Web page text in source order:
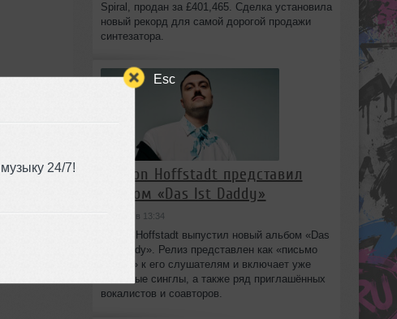
Esc
24/7!
Spiral, продан за £401,465. Сделка установила
новый рекорд для самой дорогой продажи
синтезатора.
Marlon Hoffstadt представил
альбом «Das Ist Daddy»
сегодня в 13:34
Marlon Hoffstadt выпустил новый альбом «Das
Ist Daddy». Релиз представлен как «письмо
любви» к его слушателям и включает уже
знакомые синглы, а также ряд приглашённых
вокалистов и соавторов.